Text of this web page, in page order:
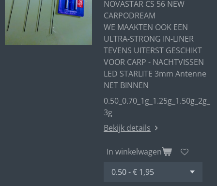
NOVASTAR CS 56 NEW
CARPODREAM
WE MAAKTEN OOK EEN
ULTRA-STRONG IN-LINER
TEVENS UITERST GESCHIKT
VOOR CARP - NACHTVISSEN
LED STARLITE 3mm Antenne
NET BINNEN
0.50_0.70_1g_1.25g_1.50g_2g_
3g
Bekijk details
In winkelwagen